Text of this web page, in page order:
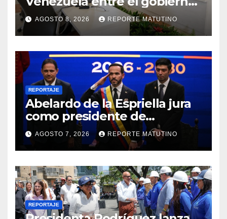
y la oposición
AGOSTO 8, 2026 REPORTE MATUTINO
REPORTAJE
Abelardo de la Espriella jura
como presidente de
Colombia para el periodo
2026-2030
AGOSTO 7, 2026 REPORTE MATUTINO
REPORTAJE